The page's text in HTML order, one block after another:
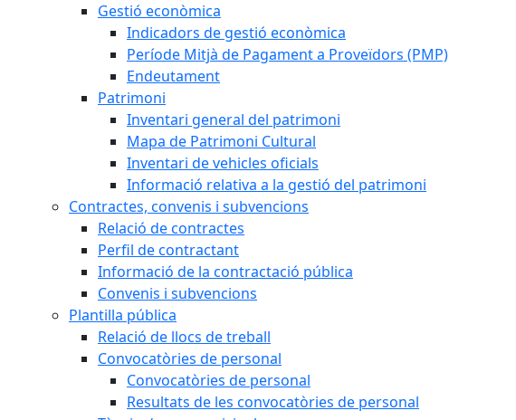
Gestió econòmica
Indicadors de gestió econòmica
Període Mitjà de Pagament a Proveïdors (PMP)
Endeutament
Patrimoni
Inventari general del patrimoni
Mapa de Patrimoni Cultural
Inventari de vehicles oficials
Informació relativa a la gestió del patrimoni
Contractes, convenis i subvencions
Relació de contractes
Perfil de contractant
Informació de la contractació pública
Convenis i subvencions
Plantilla pública
Relació de llocs de treball
Convocatòries de personal
Convocatòries de personal
Resultats de les convocatòries de personal